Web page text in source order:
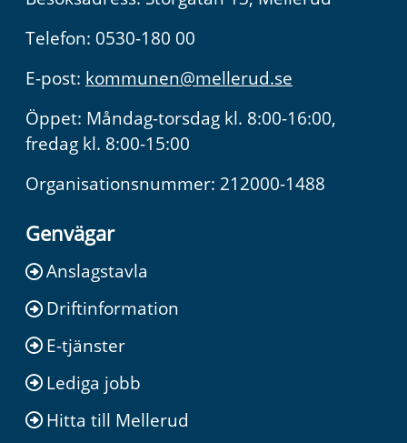
Telefon: 0530-180 00
E-post: kommunen@mellerud.se
Öppet: Måndag-torsdag kl. 8:00-16:00,
fredag kl. 8:00-15:00
Organisationsnummer: 212000-1488
Genvägar
Anslagstavla
Driftinformation
E-tjänster
Lediga jobb
Hitta till Mellerud